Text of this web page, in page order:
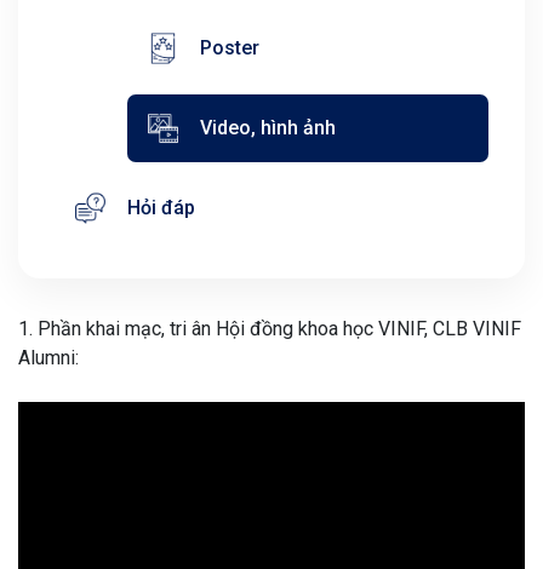
Poster
Video, hình ảnh
Hỏi đáp
1. Phần khai mạc, tri ân Hội đồng khoa học VINIF, CLB VINIF
Alumni: